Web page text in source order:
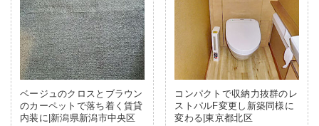
ベージュのクロスとブラウン
のカーペットで落ち着く賃貸
内装に|新潟県新潟市中央区
コンパクトで収納力抜群のレ
ストパルF変更し新築同様に
変わる|東京都北区